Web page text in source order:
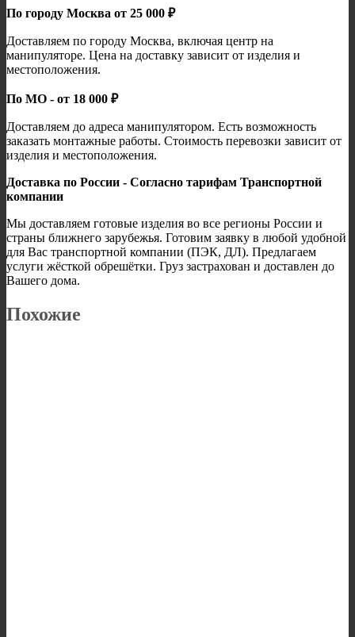
По городу Москва от 25 000 ₽
Доставляем по городу Москва, включая центр на
манипуляторе. Цена на доставку зависит от изделия и
местоположения.
По МО - от 18 000 ₽
Доставляем до адреса манипулятором. Есть возможность
заказать монтажные работы. Стоимость перевозки зависит от
изделия и местоположения.
Доставка по России - Согласно тарифам Транспортной
компании
Мы доставляем готовые изделия во все регионы России и
страны ближнего зарубежья. Готовим заявку в любой удобной
для Вас транспортной компании (ПЭК, ДЛ). Предлагаем
услуги жёсткой обрешётки. Груз застрахован и доставлен до
Вашего дома.
Похожие